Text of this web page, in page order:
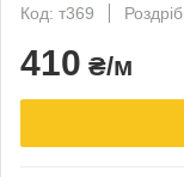
Код: т369
Роздріб
410 ₴/м